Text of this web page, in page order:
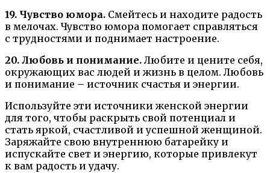
19. Чувство юмора. Смейтесь и находите радость
в мелочах. Чувство юмора помогает справляться
с трудностями и поднимает настроение.
20. Любовь и понимание. Любите и цените себя,
окружающих вас людей и жизнь в целом. Любовь
и понимание – источник счастья и энергии.
Используйте эти источники женской энергии
для того, чтобы раскрыть свой потенциал и
стать яркой, счастливой и успешной женщиной.
Заряжайте свою внутреннюю батарейку и
испускайте свет и энергию, которые привлекут
к вам радость и удачу.